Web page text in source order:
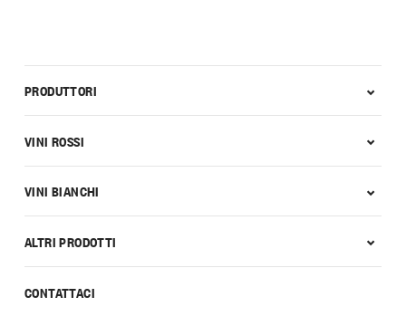
CONTATTACI
PRODUTTORI
VINI ROSSI
VINI BIANCHI
ALTRI PRODOTTI